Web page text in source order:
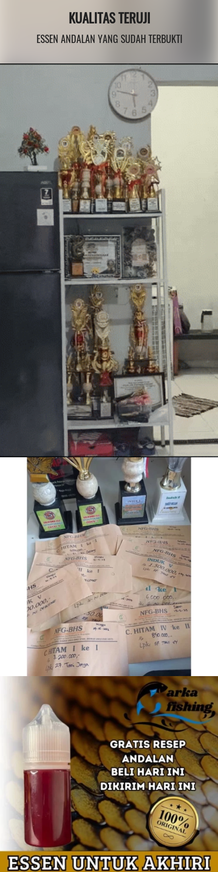
KUALITAS TERUJI
ESSEN ANDALAN YANG SUDAH TERBUKTI